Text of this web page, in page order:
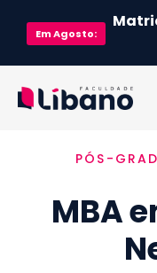
EmAgosto:
Ementa
Como funciona
Credenciamento
PÓS-
MBA